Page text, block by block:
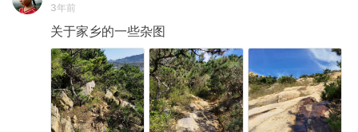
3年前
关于家乡的一些杂图